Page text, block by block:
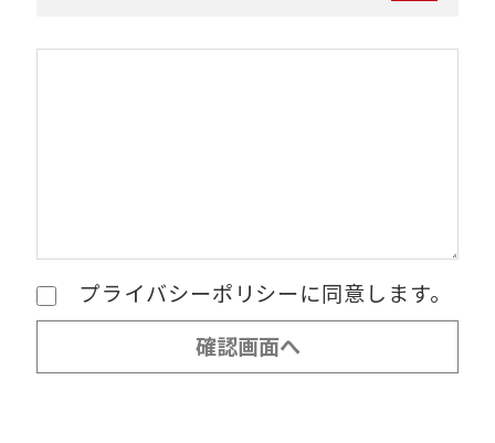
プライバシーポリシーに同意します。